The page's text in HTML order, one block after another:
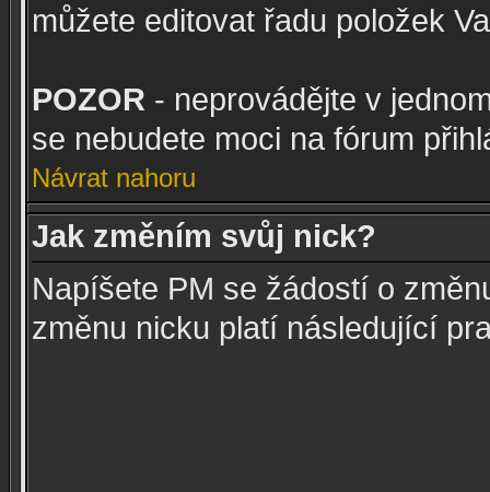
můžete editovat řadu položek
POZOR - neprovádějte v
se nebudete moci na fórum
Návrat nahoru
Jak změním svůj nick?
Napíšete PM se žádostí o
změnu nicku platí následující